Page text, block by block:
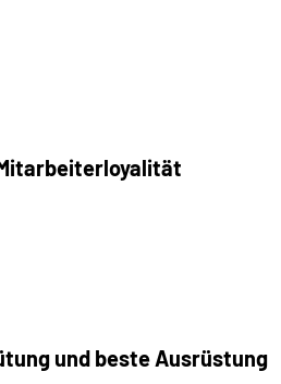
und beste Ausrüstung